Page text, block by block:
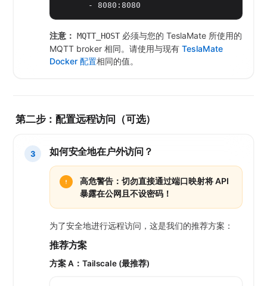
      - 8080:8080
注意： MQTT_HOST 必须与您的 TeslaMate 所使用的
MQTT broker 相同。请使用与现有 TeslaMate
Docker 配置相同的值。
第二步：配置远程访问（可选）
3 如何安全地在户外访问？
高危警告：切勿直接通过端口映射将 API
暴露在公网且不设密码！
为了安全地进行远程访问，这是我们的推荐方案：
推荐方案
方案 A：Tailscale (最推荐)